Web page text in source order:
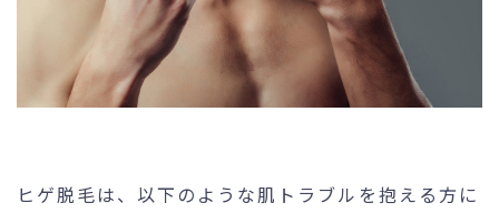
ヒゲ脱毛は、以下のような肌トラブルを抱える方に